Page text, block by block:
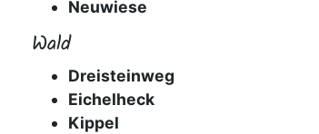
Neuwiese
Wald
Dreisteinweg
Eichelheck
Kippel